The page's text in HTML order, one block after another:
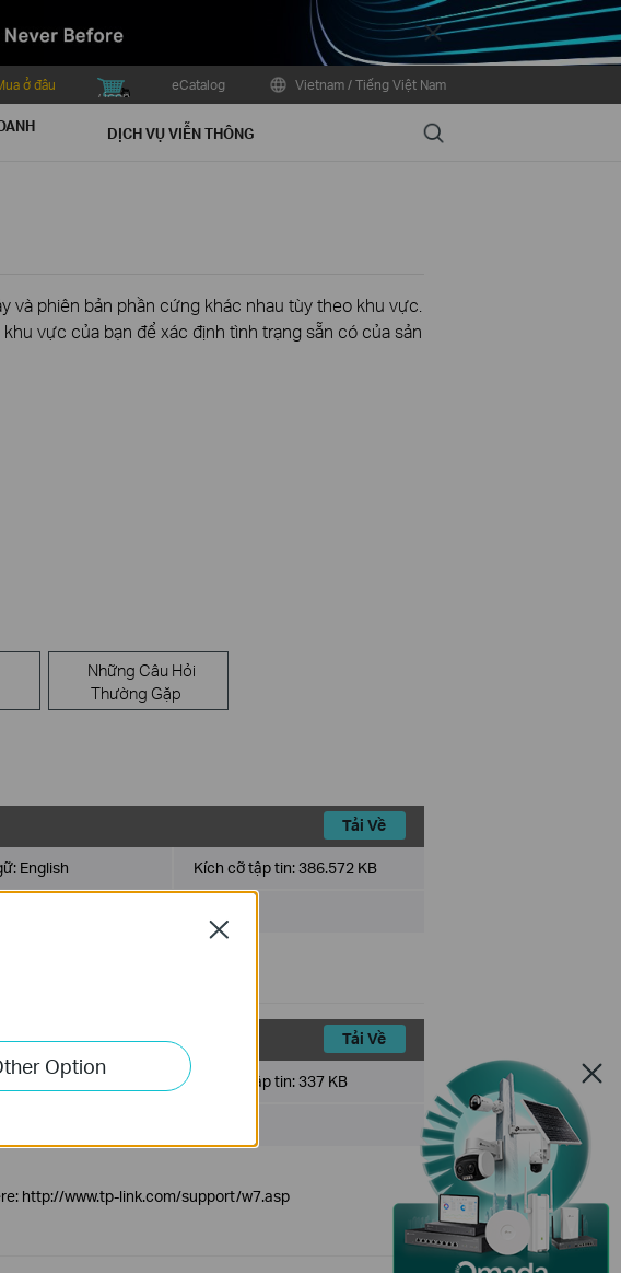
Close
ở đâu
buy icon
eCatalog Vietnam / Tiếng Việt Nam
DỊCH VỤ VIỄN THÔNG Search
và phiên bản phần cứng khác nhau tùy theo khu vực.
vực của bạn để xác định tình trạng sẵn có của sản
Những Câu Hỏi
Thường Gặp
Tải Về
English Kích cỡ tập tin:386.572 KB
Tải Về
English Kích cỡ tập tin:337 KB
http://www.tp-link.com/support/w7.asp
Option
Close